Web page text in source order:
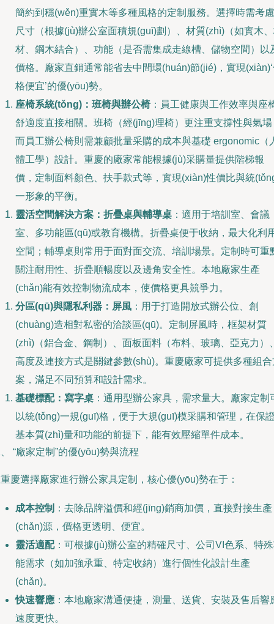
簡約到穩(wěn)重實木等多種風格的定制服務。選擇時需考慮
尺寸（根據(jù)辦公室面積規(guī)劃）、材質(zhì)（如實木
材、鋼木結合）、功能（是否需集成走線槽、儲物空間）以
價格。廠家直銷通常能省去中間環(huán)節(jié)，實現
格便宜’的優(yōu)勢。
座椅系統(tǒng)：班椅與辦公椅：員工健康與工作效率與座
舒適度直接相關。班椅（經(jīng)理椅）更注重支撐性與氣場
而員工辦公椅則需兼顧批量采購的成本與基礎 ergonomic（
體工學）設計。重慶的廠家常能根據(jù)采購量提供階梯報
價，定制面料顏色、扶手款式等，實現(xiàn)性價比與統
一形象的平衡。
靈活空間解決方案：折疊桌與輔導桌 ：適用于培訓室、會議
室、多功能區(qū)或教育機構。折疊桌便于收納，最大化利
空間；輔導桌則常用于面對面交流、培訓場景。定制時可重
關注耐用性、折疊順暢度以及邊角安全性。本地廠家生產
(chǎn)能有效控制物流成本，使價格更具競爭力。
分區(qū)與隱私利器：屏風 ：用于打造開放式辦公位、創
(chuàng)造相對私密的洽談區(qū)。定制屏風時，框架材質
(zhì)（鋁合金、鋼制）、面板面料（布料、玻璃、亞克力）
高度及連接方式是關鍵參數(shù)。重慶廠家可提供多種組合
案，滿足不同預算和設計需求。
基礎標配：寫字桌 ：通用型辦公家具，需求量大。廠家定制
以統(tǒng)一規(guī)格，便于大規(guī)模采購和管理，在保
基本質(zhì)量和功能的前提下，能有效壓縮單件成本。
“廠家定制”的優(yōu)勢與流程
慶選擇廠家進行辦公家具定制，核心優(yōu)勢在于：
成本控制 ：去除品牌溢價和經(jīng)銷商加價，直接對接生產
(chǎn)源，價格更透明、便宜。
靈活適配：可根據(jù)辦公室的精確尺寸、公司VI色系、特
能需求（如加強承重、特定收納）進行個性化設計生產
(chǎn)。
快速響應 ：本地廠家溝通便捷，測量、送貨、安裝及售后響
速度更快。